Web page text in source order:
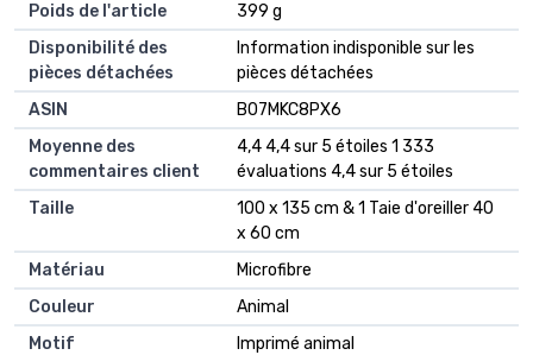
Poids de l'article
‎399 g
Disponibilité des
pièces détachées
‎Information indisponible sur les
pièces détachées
ASIN
B07MKC8PX6
Moyenne des
commentaires client
4,4 4,4 sur 5 étoiles 1 333
évaluations 4,4 sur 5 étoiles
Taille
100 x 135 cm & 1 Taie d'oreiller 40
x 60 cm
Matériau
Microfibre
Couleur
Animal
Motif
Imprimé animal